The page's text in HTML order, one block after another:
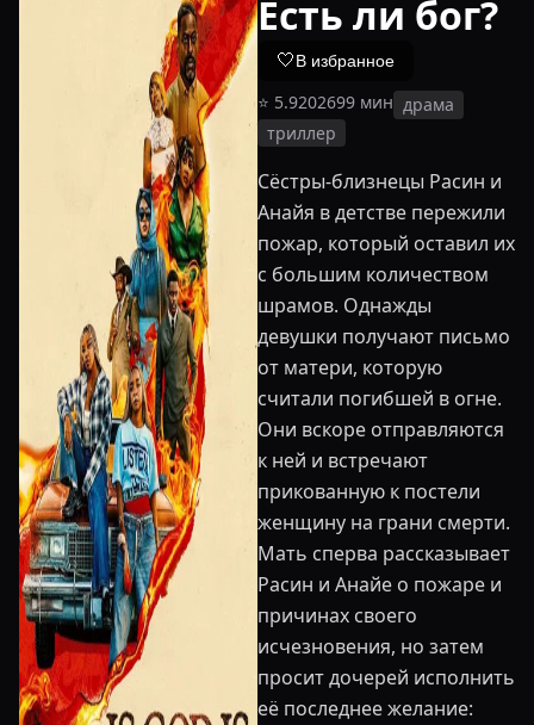
Есть ли бог?
🤍В избранное
⭐ 5.9202699 мин драма
триллер
Сёстры-близнецы Расин и
Анайя в детстве пережили
пожар, который оставил их
с большим количеством
шрамов. Однажды
девушки получают письмо
от матери, которую
считали погибшей в огне.
Они вскоре отправляются
к ней и встречают
прикованную к постели
женщину на грани смерти.
Мать сперва рассказывает
Расин и Анайе о пожаре и
причинах своего
исчезновения, но затем
просит дочерей исполнить
её последнее желание: